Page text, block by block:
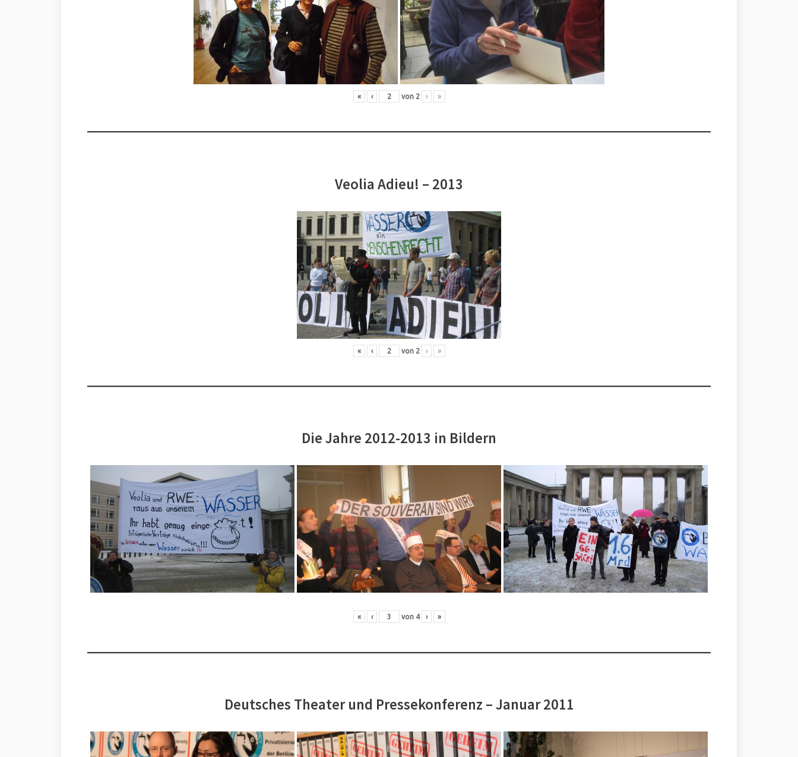
« ‹ von 2 › »
Veolia Adieu! – 2013
« ‹ von 2 › »
Die Jahre 2012-2013 in Bildern
« ‹ von 4 › »
Deutsches Theater und Pressekonferenz – Januar 2011